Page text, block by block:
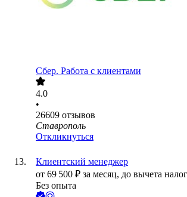
Сбер. Работа с клиентами
4.0
•
26609 отзывов
Ставрополь
Откликнуться
Клиентский менеджер
от 69 500 ₽ за месяц, до вычета
Без опыта